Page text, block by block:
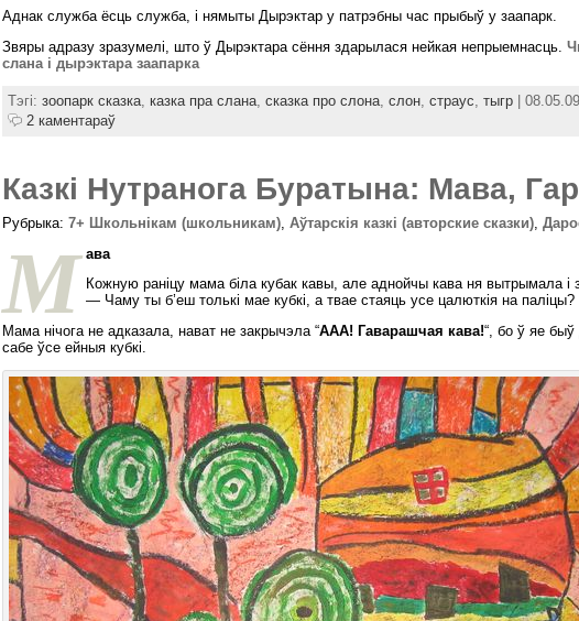
Аднак служба ёсць служба, і нямыты Дырэктар у патрэбны час прыбыў у заапарк.
Звяры адразу зразумелі, што ў Дырэктара сёння здарылася нейкая непрыемнасць.
слана і дырэктара заапарка
Тэгі: зоопарк сказка, казка пра слана, сказка про слона, слон, страус тыгр| 08.05.09
2 каментараў
Казкі Нутранога Буратына: Мава,
Рубрыка: 7+ Школьнікам (школьникам), Аўтарскія казкі (авторские сказки),
М ава
Кожную раніцу мама біла кубак кавы, але аднойчы кава ня вытрымала і
— Чаму ты б’еш толькі мае кубкі, а твае стаяць усе цалюткія на паліцы?
Мама нічога не адказала, нават не закрычэла “ААА! Гаварашчая кава!“, бо ў яе быў
сабе ўсе ейныя кубкі.